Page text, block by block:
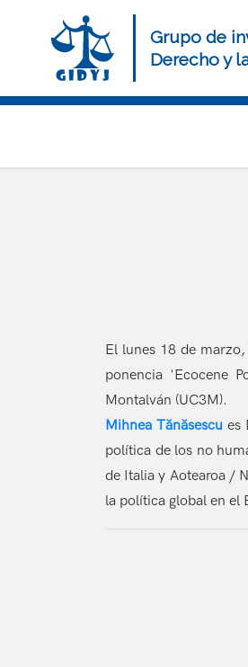
contenido
Grupo de
Derecho y
principal
El lunes 18 de marzo,
ponencia 'Ecocene
Montalván (UC3M).
Mihnea Tănăsescu es
política de los no
de Italia y Aotearoa /
la política global en el